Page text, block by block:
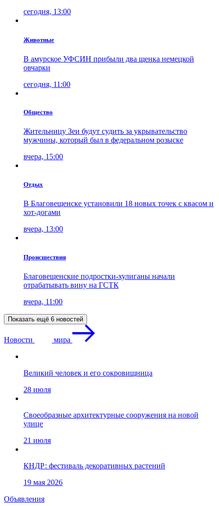
сегодня, 13:00
Животные
В амурское УФСИН прибыли два щенка немецкой
овчарки
сегодня, 11:00
Общество
Жительницу Зеи будут судить за укрывательство
мужчины, который был в федеральном розыске
вчера, 15:00
Отдых
В Благовещенске установили 18 новых точек с квасом и
хот-догами
вчера, 13:00
Проиcшествия
Благовещенские подростки-хулиганы начали
отрабатывать вину на ГСТК
вчера, 11:00
Показать ещё 6 новостей
Новости мира
Великий человек и его сокровищница
28 июля
Своеобразные архитектурные сооружения на новой
улице
21 июля
КНДР: фестиваль декоративных растений
19 мая 2026
Объявления